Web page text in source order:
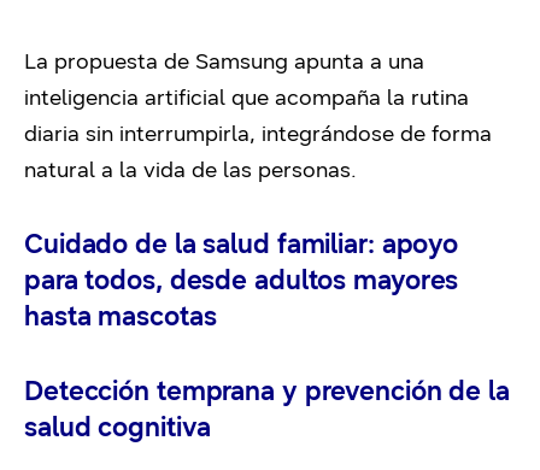
La propuesta de Samsung apunta a una
inteligencia artificial que acompaña la rutina
diaria sin interrumpirla, integrándose de forma
natural a la vida de las personas.
Cuidado de la salud familiar: apoyo
para todos, desde adultos mayores
hasta mascotas
Detección temprana y prevención de la
salud cognitiva